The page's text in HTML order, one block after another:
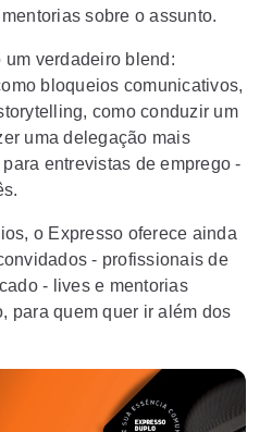
sobre o assunto.
um verdadeiro blend:
bloqueios comunicativos,
, como conduzir um
uma delegação mais
entrevistas de emprego -
o Expresso oferece ainda
- profissionais de
- lives e mentorias
para quem quer ir além dos